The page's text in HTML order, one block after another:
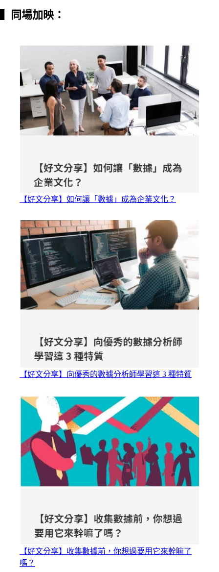
同場加映：
【好文分享】如何讓「數據」成為企業文化？
【好文分享】向優秀的數據分析師學習這 3 種特質
【好文分享】收集數據前，你想過要用它來幹嘛了
嗎？